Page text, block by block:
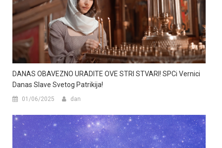
DANAS OBAVEZNO URADITE OVE STRI STVARI! SPCi Vernici
Danas Slave Svetog Patrikija!
01/06/2025 dan